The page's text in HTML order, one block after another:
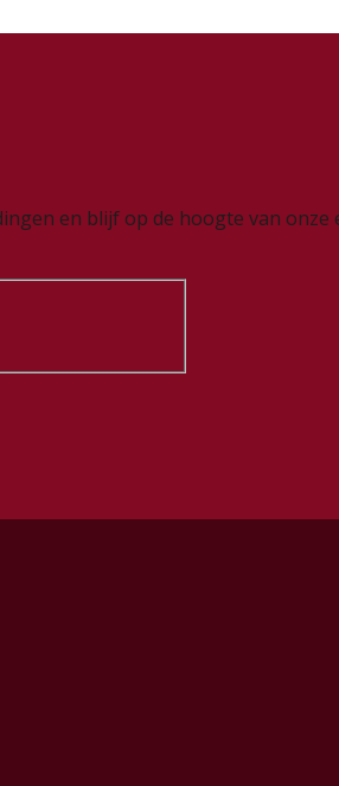
en blijf op de hoogte van onze